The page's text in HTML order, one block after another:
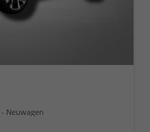
Neuwagen